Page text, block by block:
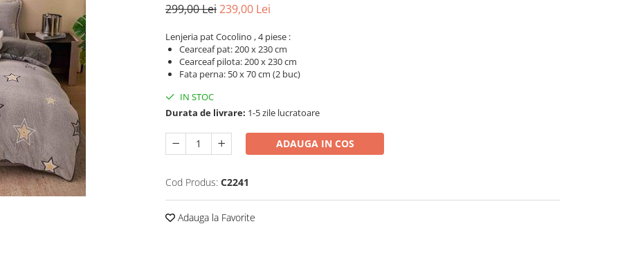
299,00 Lei239,00 Lei
Lenjeria pat Cocolino , 4 piese :
Cearceaf pat: 200 x 230 cm
Cearceaf pilota: 200 x 230 cm
Fata perna: 50 x 70 cm (2 buc)
IN STOC
Durata de livrare: 1-5 zile lucratoare
ADAUGA IN COS
Cod Produs: C2241
Adauga la Favorite